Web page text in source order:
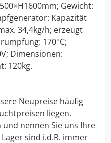
Gewicht:
Kapazität
34,4kg/h; erzeugt
170°C;
Dimensionen:
120kg.
Neupreise häufig
liegen.
und nennen Sie uns Ihre
sind i.d.R. immer